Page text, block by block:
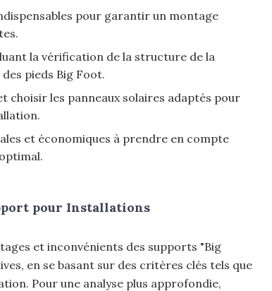
pour garantir un montage
la vérification de la structure de la
pieds Big Foot.
choisir les panneaux solaires adaptés pour
et économiques à prendre en compte
pour Installations
et inconvénients des supports "Big
en se basant sur des critères clés tels que
Pour une analyse plus approfondie,